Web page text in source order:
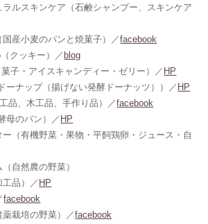
ラルスキンケア（石鹸シャンプー、スキンケア
国産小麦のパンと焼菓子）／facebook
クッキー）／ blog
子・アイスキャンディー・ゼリー）／ HP
ーナップ（揚げない発酵ドーナッツ））／ HP
品、木工品、手作り品）／facebook
母のパン）／ HP
ー（有機野菜・果物・平飼鶏卵・ジュース・自
自然農の野菜）
工品）／ HP
facebook
薬栽培の野菜）／facebook